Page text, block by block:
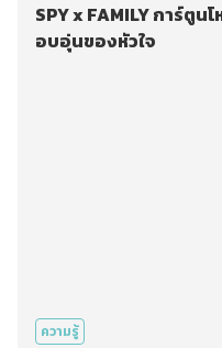
SPY x FAMILY การ์ตู
อบอุ่นของหัวใจ
ความรู้